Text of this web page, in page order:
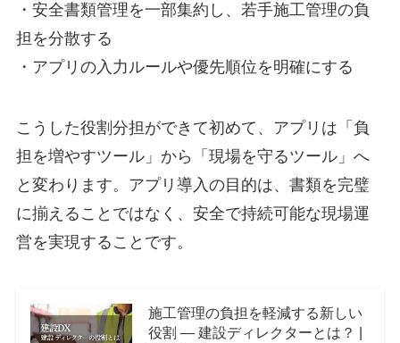
・安全書類管理を一部集約し、若手施工管理の負
担を分散する
・アプリの入力ルールや優先順位を明確にする
こうした役割分担ができて初めて、アプリは「負
担を増やすツール」から「現場を守るツール」へ
と変わります。アプリ導入の目的は、書類を完璧
に揃えることではなく、安全で持続可能な現場運
営を実現することです。
施工管理の負担を軽減する新しい
役割 ― 建設ディレクターとは？ |